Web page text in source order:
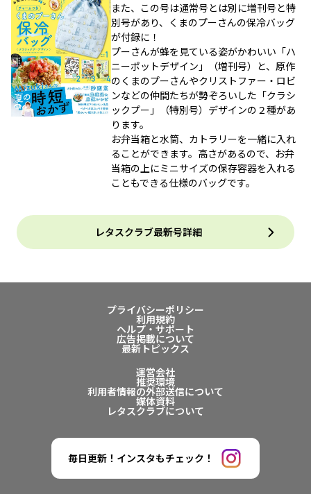
また、この号は通常号とは別に増刊号と特
別号があり、くまのプーさんの保冷バッグ
が付録に！
プーさんが蜂を見ている姿がかわいい「ハ
ニーポットデザイン」（増刊号）と、原作
のくまのプーさんやクリストファー・ロビ
ンなどの仲間たちが勢ぞろいした「クラシ
ックプー」（特別号）デザインの２種があ
ります。
お弁当箱と水筒、カトラリーを一緒に入れ
ることができます。高さがあるので、お弁
当箱の上にミニサイズの保存容器を入れる
こともできる仕様のバッグです。
レタスクラブ最新号詳細
プライバシーポリシー
利用規約
ヘルプ・サポート
広告掲載について
最新トピックス
運営会社
推奨環境
利用者情報の外部送信について
媒体資料
レタスクラブについて
毎日更新！インスタもチェック！